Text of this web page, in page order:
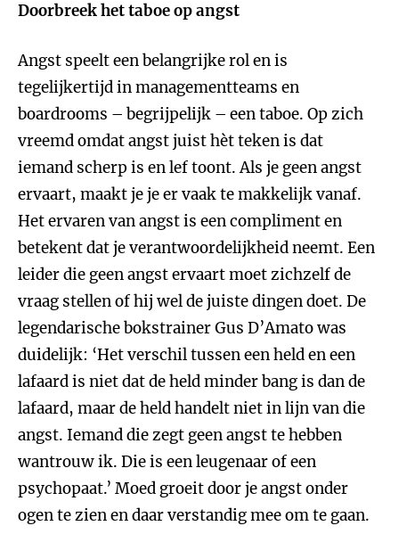
Doorbreek het taboe op angst
Angst speelt een belangrijke rol en is
tegelijkertijd in managementteams en
boardrooms – begrijpelijk – een taboe. Op zich
vreemd omdat angst juist hèt teken is dat
iemand scherp is en lef toont. Als je geen angst
ervaart, maakt je je er vaak te makkelijk vanaf.
Het ervaren van angst is een compliment en
betekent dat je verantwoordelijkheid neemt. Een
leider die geen angst ervaart moet zichzelf de
vraag stellen of hij wel de juiste dingen doet. De
legendarische bokstrainer Gus D’Amato was
duidelijk: ‘Het verschil tussen een held en een
lafaard is niet dat de held minder bang is dan de
lafaard, maar de held handelt niet in lijn van die
angst. Iemand die zegt geen angst te hebben
wantrouw ik. Die is een leugenaar of een
psychopaat.’ Moed groeit door je angst onder
ogen te zien en daar verstandig mee om te gaan.